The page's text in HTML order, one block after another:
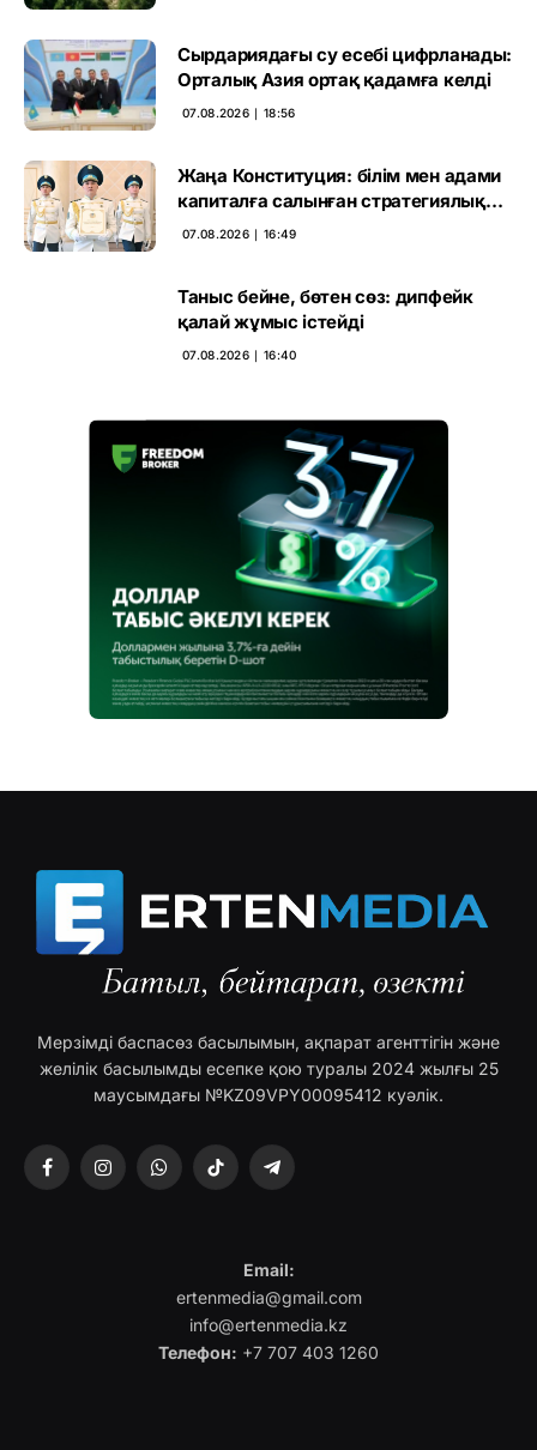
Сырдариядағы су есебі цифрланады:
Орталық Азия ортақ қадамға келді
07.08.2026 ∣ 18:56
Жаңа Конституция: білім мен адами
капиталға салынған стратегиялық
негіз
07.08.2026 ∣ 16:49
Таныс бейне, бөтен сөз: дипфейк
қалай жұмыс істейді
07.08.2026 ∣ 16:40
Мерзімді баспасөз басылымын, ақпарат агенттігін және
желілік басылымды есепке қою туралы 2024 жылғы 25
маусымдағы №KZ09VPY00095412 куәлік.
FacebookInstagramWhatsAppTikTok Telegram
Email:
ertenmedia@gmail.com
info@ertenmedia.kz
Телефон: +7 707 403 1260